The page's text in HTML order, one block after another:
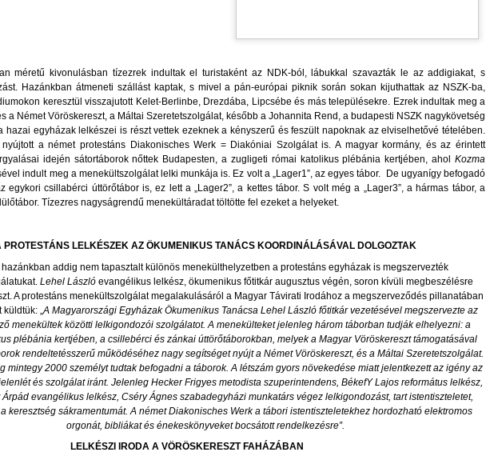
méretű kivonulásban tízezrek indultak el turistaként az NDK-ból, lábukkal szavazták le az addigiakat, s
Hazánkban átmeneti szállást kaptak, s mivel a pán-európai piknik során sokan kijuthattak az NSZK-ba,
keresztül visszajutott Kelet-Berlinbe, Drezdába, Lipcsébe és más településekre. Ezrek indultak meg a
a Német Vöröskereszt, a Máltai Szeretetszolgálat, később a Johannita Rend, a budapesti NSZK nagykövetség
hazai egyházak lelkészei is részt vettek ezeknek a kényszerű és feszült napoknak az elviselhetővé tételében.
nyújtott a német protestáns Diakonisches Werk = Diakóniai Szolgálat is. A magyar kormány, és az érintett
idején sátortáborok nőttek Budapesten, a zugligeti római katolikus plébánia kertjében, ahol Kozma
indult meg a menekültszolgálat lelki munkája is. Ez volt a „Lager1”, az egyes tábor. De ugyanígy befogadó
egykori csillabérci úttörőtábor is, ez lett a „Lager2”, a kettes tábor. S volt még a „Lager3”, a hármas tábor, a
Tízezres nagyságrendű menekültáradat töltötte fel ezeket a helyeket.
PROTESTÁNS LELKÉSZEK AZ ÖKUMENIKUS TANÁCS KOORDINÁLÁSÁVAL DOLGOZTAK
hazánkban addig nem tapasztalt különös menekülthelyzetben a protestáns egyházak is megszervezték
Lehel László evangélikus lelkész, ökumenikus főtitkár augusztus végén, soron kívüli megbeszélésre
A protestáns menekültszolgálat megalakulásáról a Magyar Távirati Irodához a megszerveződés pillanatában
„A Magyarországi Egyházak Ökumenikus Tanácsa Lehel László főtitkár vezetésével megszervezte az
menekültek közötti lelkigondozói szolgálatot. A menekülteket jelenleg három táborban tudják elhelyezni: a
plébánia kertjében, a csillebérci és zánkai úttörőtáborokban, melyek a Magyar Vöröskereszt támogatásával
rendeltetésszerű működéséhez nagy segítséget nyújt a Német Vöröskereszt, és a Máltai Szeretetszolgálat.
mintegy 2000 személyt tudtak befogadni a táborok. A létszám gyors növekedése miatt jelentkezett az igény az
és szolgálat iránt. Jelenleg Hecker Frigyes metodista szuperintendens, BékefY Lajos református lelkész,
evangélikus lelkész, Cséry Ágnes szabadegyházi munkatárs végez lelkigondozást, tart istentiszteletet,
keresztség sákramentumát. A német Diakonisches Werk a tábori istentiszteletekhez hordozható elektromos
orgonát, bibliákat és énekeskönyveket bocsátott rendelkezésre”.
LELKÉSZI IRODA A VÖRÖSKERESZT FAHÁZÁBAN
SPIRITO SANTO CONTRO
L'INTELLIGENZA ARTIFICIALE
PER BAMBINI E ADULTI
A mesterséges intelligencia
korában még inkább szüksége
van mindannyiunknak az
elidegenülés ellen ható Isten-adta,
élő Szentlélek intelligenciára, lelki
kult
SZÜLINAPI BALLADÁVÁ
KIFÜRKÉSZHETETLEN AKARATÁBÓL
KÉT EGYMÁST KÖVETŐ NAPRA,
3-4-RE ESIK FÖLDI ÚTUNK VÉGÉIG.
kedves testvéri, rokoni, baráti,
, és eszmetársi jókívánságért hálát adva
egyfelől az alábbi balladával kívánom
zarándoktársamat,
KLAUDIÁT,
megköszönni a számos jókívánságot,
ezen a napon kaptam/kapunk.
KINCS, SZÉP GYÖNGYÖK, ÖRÖM LÉLEK-
HARMATOS VASÁRNAPJÁRA - LEVELEK AZ
ÜVEGTENGER MELLŐL (5.)
AZ ÜVEGTENGER MELLŐL
SZÉP GYÖNGYÖK, ÖRÖM LÉLEK-HARMATOS
Isten Szentlelke megajándékozott a lelki perspektívaváltás
gazdag örömszerző látásmódjával, mélyebben megértem
atyánk élet-, ember-, és egyházlátását. Hiszen ő ajándékozta
letisztult szemléletét a reformátusságnak, de messze túl
határokon is, a keresztyénségnek.
A PRÉDIKÁCIÓ GYÖNYÖRŰSÉGE AZ
IGEHIRDETŐK JUTALMA --- MIKOR LESZ
EGYHÁZUNKBAN IGEHIRDETÉS, ÉS
IGEHIRDETŐK VASÁRNAPJA? (2.)
ÚR SZENT LELKE RÁM BÍZTA, TOVÁBB ADOM
hogy aki egyetért a cikk tartalmával, az ossza meg a Generális